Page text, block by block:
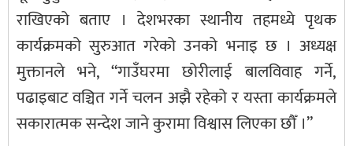
राखिएको बताए । देशभरका स्थानीय तहमध्ये पृथक
कार्यक्रमको सुरुआत गरेको उनको भनाइ छ । अध्यक्ष
मुक्तानले भने, “गाउँघरमा छोरीलाई बालविवाह गर्ने,
पढाइबाट वञ्चित गर्ने चलन अझै रहेको र यस्ता कार्यक्रमले
सकारात्मक सन्देश जाने कुरामा विश्वास लिएका छौँ ।”